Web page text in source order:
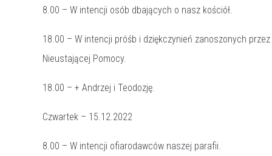
8.00 – W intencji osób dbających o nasz kościół.
18.00 – W intencji próśb i dziękczynień zanoszonych
Nieustającej Pomocy.
18.00 – + Andrzej i Teodozję.
Czwartek – 15.12.2022
8.00 – W intencji ofiarodawców naszej parafii.